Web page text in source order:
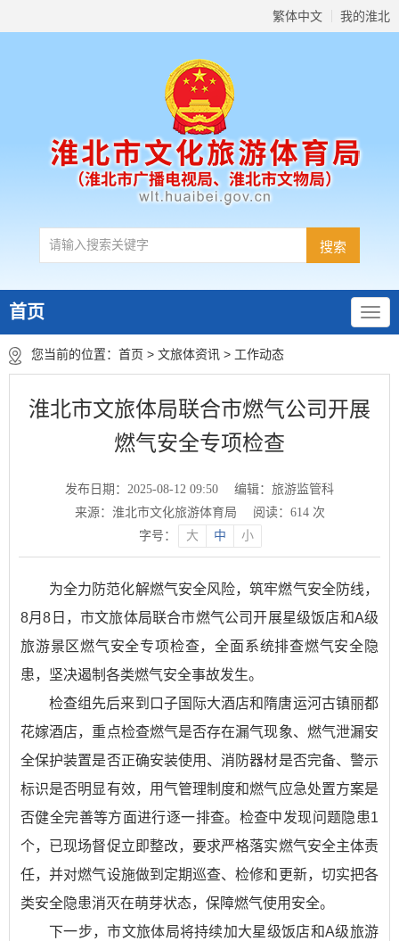
繁体中文 我的淮北
首页
您当前的位置： 首页 > 文旅体资讯 > 工作动态
淮北市文旅体局联合市燃气公司开展
燃气安全专项检查
发布日期：2025-08-12 09:50
编辑：旅游监管科
来源：淮北市文化旅游体育局
阅读： 614次
字号：
大 中 小
为全力防范化解燃气安全风险，筑牢燃气安全防线，
8月8日，市文旅体局联合市燃气公司开展星级饭店和A级
旅游景区燃气安全专项检查，全面系统排查燃气安全隐
患，坚决遏制各类燃气安全事故发生。
检查组先后来到口子国际大酒店和隋唐运河古镇丽都
花嫁酒店，重点检查燃气是否存在漏气现象、燃气泄漏安
全保护装置是否正确安装使用、消防器材是否完备、警示
标识是否明显有效，用气管理制度和燃气应急处置方案是
否健全完善等方面进行逐一排查。检查中发现问题隐患1
个，已现场督促立即整改，要求严格落实燃气安全主体责
任，并对燃气设施做到定期巡查、检修和更新，切实把各
类安全隐患消灭在萌芽状态，保障燃气使用安全。
下一步，市文旅体局将持续加大星级饭店和A级旅游